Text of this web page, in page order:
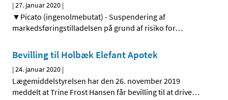
|27. januar 2020 |
▼Picato (ingenolmebutat) - Suspendering af
markedsføringstilladelsen på grund af risiko for…
Bevilling til Holbæk Elefant Apotek
|24. januar 2020 |
Lægemiddelstyrelsen har den 26. november 2019
meddelt at Trine Frost Hansen får bevilling til at drive…